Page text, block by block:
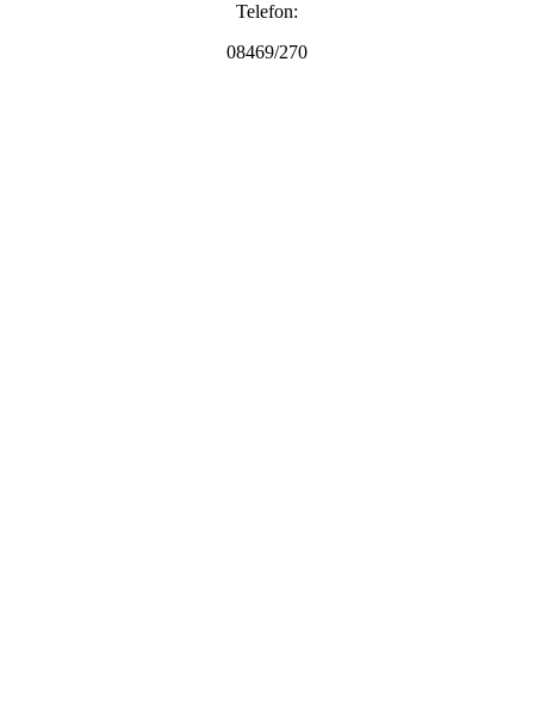
Telefon:
08469/270